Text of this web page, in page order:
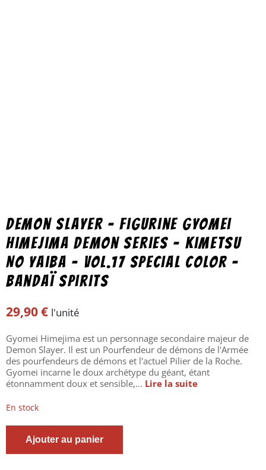
Demon Slayer – Figurine Gyomei
Himejima Demon Series – Kimetsu
No Yaiba – Vol.17 Special color –
Bandaï Spirits
29,90€ l'unité
Gyomei Himejima est un personnage secondaire majeur de
Demon Slayer. Il est un Pourfendeur de démons de l'Armée
des pourfendeurs de démons et l'actuel Pilier de la Roche.
Gyomei incarne le doux archétype du géant, étant
étonnamment doux et sensible,... Lire la suite
En stock
Demon
Ajouter au panier